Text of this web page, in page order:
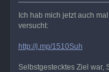
Ich hab mich jetzt auch
versucht:
http://j.mp/1510Suh
Selbstgestecktes Ziel war,